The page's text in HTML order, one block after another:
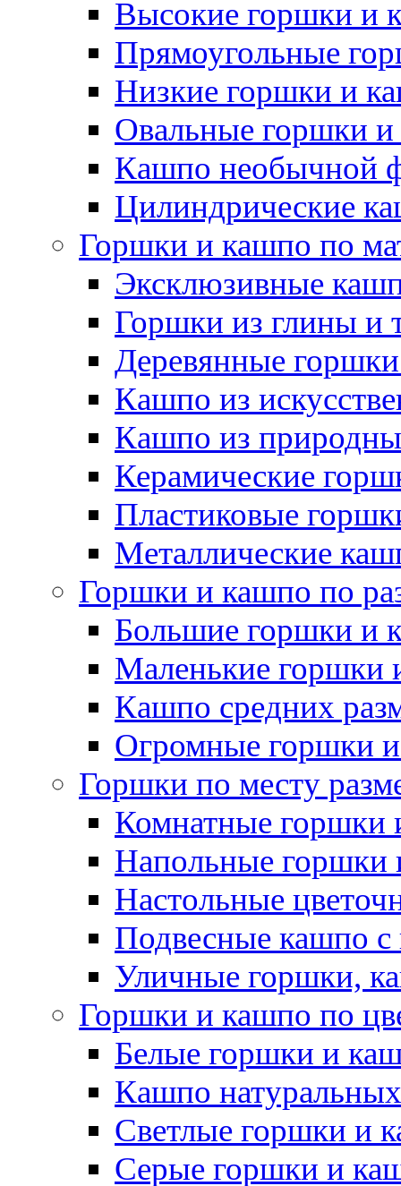
Высокие горшки и
Прямоугольные
Низкие горшки и
Овальные горшки
Кашпо необычной
Цилиндрические
Горшки и кашпо по
Эксклюзивные
Горшки из глины и
Деревянные
Кашпо из
Кашпо из
Керамические
Пластиковые
Металлические
Горшки и кашпо по
Большие горшки и
Маленькие горшки
Кашпо средних
Огромные горшки
Горшки по месту
Комнатные горшки
Напольные горшки
Настольные
Подвесные кашпо с
Уличные горшки,
Горшки и кашпо по
Белые горшки и
Кашпо
Светлые горшки и
Серые горшки и